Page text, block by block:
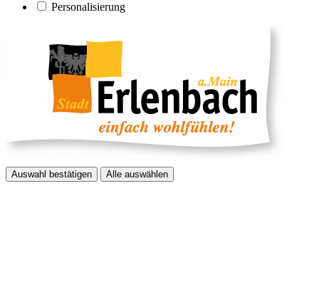
Personalisierung
Auswahl bestätigen Alle auswählen